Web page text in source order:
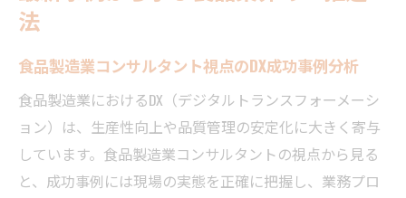
法
食品製造業コンサルタント視点のDX成功事例分析
食品製造業におけるDX（デジタルトランスフォーメーシ
ョン）は、生産性向上や品質管理の安定化に大きく寄与
しています。食品製造業コンサルタントの視点から見る
と、成功事例には現場の実態を正確に把握し、業務プロ